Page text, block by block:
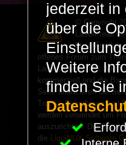
© Copyright
LaserFreak
offenes Forum zum
Lasershowtechnik. Wir
kommerziell und die
Seite finanzieren die
Traffic. Einnahmen von
werden verwendet um
auszurichten. Die
die LiquiNUX Software
jederzeit in
über die
Weitere
finden Sie